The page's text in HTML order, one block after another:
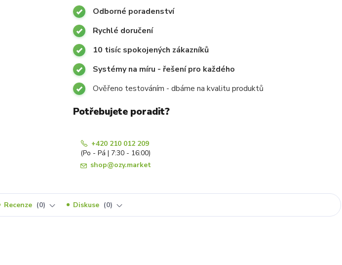
Odborné poradenství
Rychlé doručení
10 tisíc spokojených zákazníků
Systémy na míru - řešení pro každého
Ověřeno testováním - dbáme na kvalitu produktů
Potřebujete poradit?
+420 210 012 209
(Po - Pá | 7:30 - 16:00)
shop@ozy.market
Recenze 0 Diskuse 0